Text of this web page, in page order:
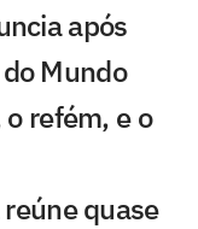
após
Mundo
refém, e o
quase